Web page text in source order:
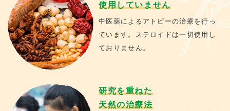
使用していません
中医薬によるアトピーの治療を行っ
ています。ステロイドは一切使用し
ておりません。
研究を重ねた
天然の治療法